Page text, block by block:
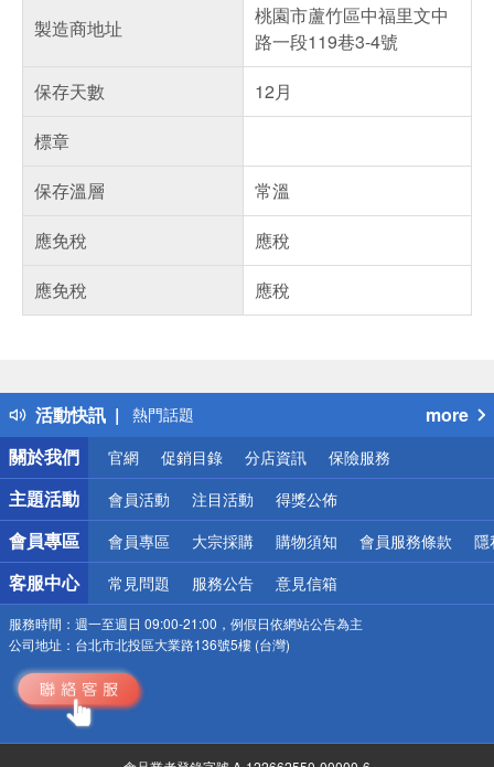
製造商地址
桃園市蘆竹區中福里文中
路一段119巷3-4號
保存天數
12月
標章
保存溫層
常溫
應免稅
應稅
應免稅
應稅
活動快訊
得獎公告
熱門話題
銀行優惠
偏遠地區配送
詐騙網頁！請小心！
more
關於我們
官網 促銷目錄 分店資訊 保險服務
主題活動 會員活動 注目活動 得獎公佈
會員專區 會員專區 大宗採購 購物須知 會員服務條款 隱
客服中心 常見問題 服務公告 意見信箱
服務時間： 週一至週日 09:00-21:00，例假日依網站公告為主
公司地址： 台北市北投區大業路136號5樓 (台灣)